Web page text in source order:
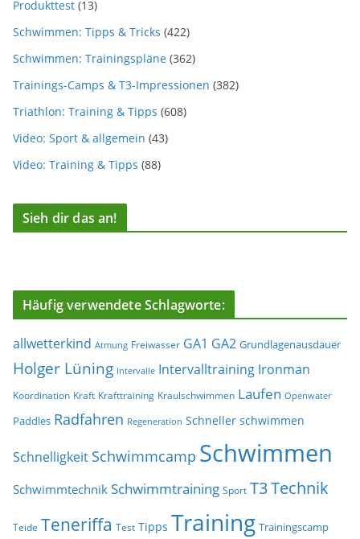
Produkttest (13)
Schwimmen: Tipps & Tricks (422)
Schwimmen: Trainingspläne (362)
Trainings-Camps & T3-Impressionen (382)
Triathlon: Training & Tipps (608)
Video: Sport & allgemein (43)
Video: Training & Tipps (88)
Sieh dir das an!
Häufig verwendete Schlagworte:
allwetterkind Atmung Freiwasser GA1 GA2 Grundlagenausdauer
Holger Lüning Intervalle Intervalltraining Ironman
Koordination Kraft Krafttraining Kraulschwimmen Laufen Openwater
Paddles Radfahren Regeneration Schneller schwimmen
Schnelligkeit Schwimmcamp Schwimmen
Schwimmtechnik Schwimmtraining Sport T3Technik
Teide Teneriffa Test Tipps Training Trainingscamp